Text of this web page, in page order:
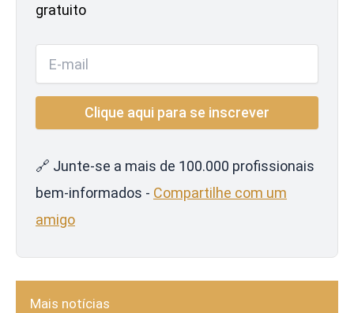
gratuito
🔗 Junte-se a mais de 100.000 profissionais
bem-informados - Compartilhe com um
amigo
Mais notícias